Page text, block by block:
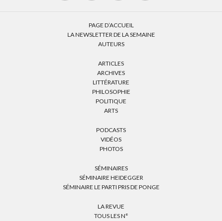
PAGE D’ACCUEIL
LA NEWSLETTER DE LA SEMAINE
AUTEURS
ARTICLES
ARCHIVES
LITTÉRATURE
PHILOSOPHIE
POLITIQUE
ARTS
PODCASTS
VIDÉOS
PHOTOS
SÉMINAIRES
SÉMINAIRE HEIDEGGER
SÉMINAIRE LE PARTI PRIS DE PONGE
LA REVUE
TOUS LES N°